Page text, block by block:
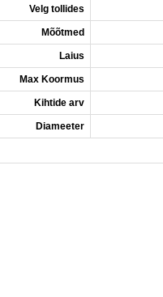
Velg tollides
Mõõtmed
Laius
Max Koormus
Kihtide arv
Diameeter